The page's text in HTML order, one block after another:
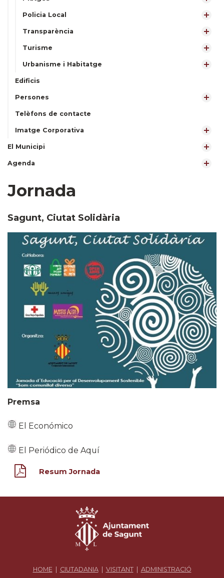
Policia Local
Transparència
Turisme
Urbanisme i Habitatge
Edificis
Persones
Telèfons de contacte
Imatge Corporativa
El Municipi
Agenda
Jornada
Sagunt, Ciutat Solidària
Premsa
El Económico
El Periódico de Aquí
Resum Jornada
HOME | CIUTADANIA| VISITANT| ADMINISTRACIÓ